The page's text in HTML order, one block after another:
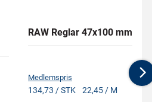
RAW Reglar 47x100 mm
Medlemspris
134,73 / STK 22,45 / M